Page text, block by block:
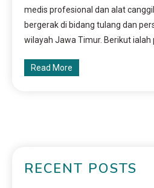
medis profesional dan alat
bergerak di bidang tulang dan
wilayah Jawa Timur. Berikut ialah
Read More
RECENT POSTS